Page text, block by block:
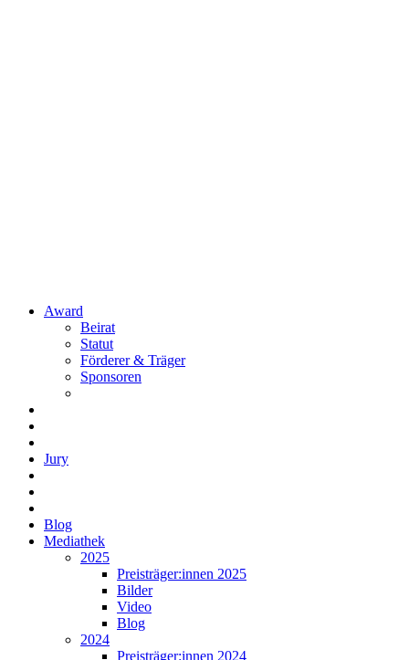
Award
Beirat
Statut
Förderer & Träger
Sponsoren
Jury
Blog
Mediathek
2025
Preisträger:innen 2025
Bilder
Video
Blog
2024
Preisträger:innen 2024